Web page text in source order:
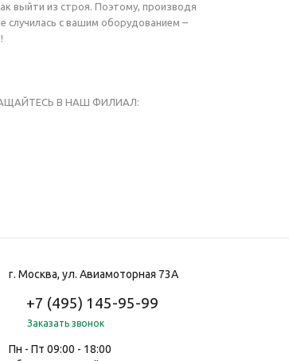
выйти из строя. Поэтому, производя
с вашим оборудованием –
В НАШ ФИЛИАЛ:
г. Москва, ул. Авиамоторная 73А
+7 (495) 145-95-99
Заказать звонок
Пн - Пт 09:00 - 18:00